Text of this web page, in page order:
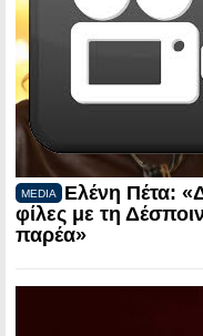
MEDIA
Ελένη Πέτα:
φίλες με τη
παρέα»